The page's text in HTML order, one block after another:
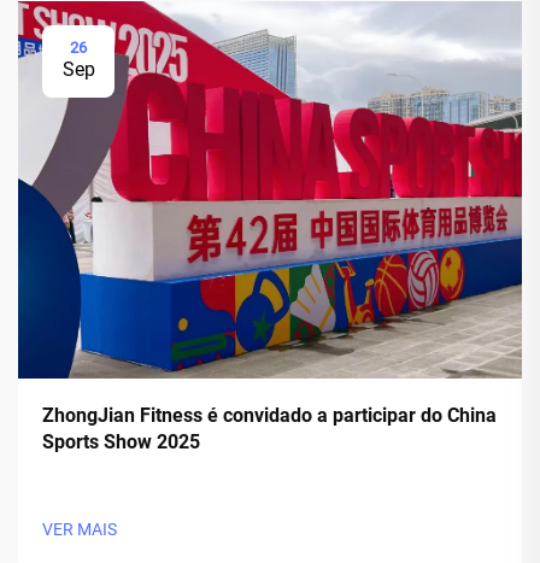
26
Sep
ZhongJian Fitness é convidado a participar do China
Sports Show 2025
VER MAIS